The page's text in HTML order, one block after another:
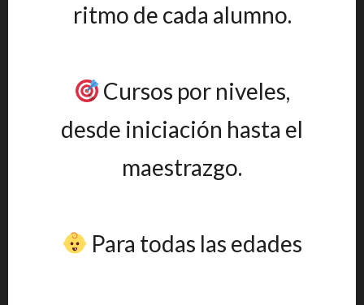
ritmo de cada alumno.
Cursos por niveles,
desde iniciación hasta el
maestrazgo.
Para todas las edades